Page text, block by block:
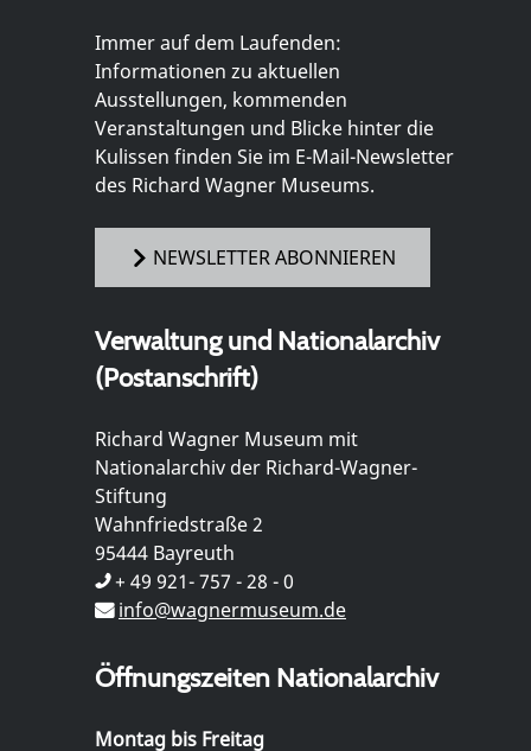
Immer auf dem Laufenden:
Informationen zu aktuellen
Ausstellungen, kommenden
Veranstaltungen und Blicke hinter die
Kulissen finden Sie im E-Mail-Newsletter
des Richard Wagner Museums.
NEWSLETTER ABONNIEREN
Verwaltung und Nationalarchiv
(Postanschrift)
Richard Wagner Museum mit
Nationalarchiv der Richard-Wagner-
Stiftung
Wahnfriedstraße 2
95444 Bayreuth
+ 49 921- 757 - 28 - 0
info@wagnermuseum.de
Öffnungszeiten Nationalarchiv
Montag bis Freitag